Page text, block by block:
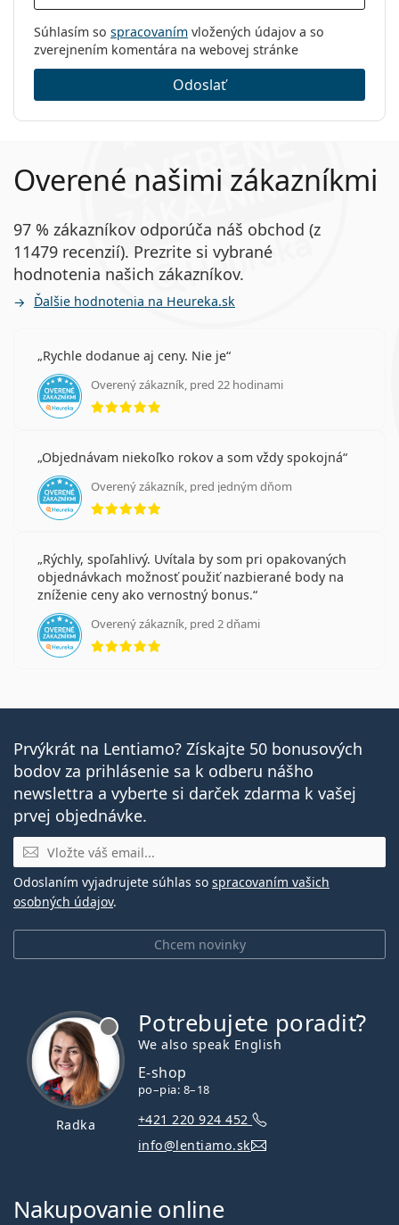
Súhlasím so spracovaním vložených údajov a so
zverejnením komentára na webovej stránke
Odoslať
Overené našimi zákazníkmi
97 % zákazníkov odporúča náš obchod (z
11479 recenzií). Prezrite si vybrané
hodnotenia našich zákazníkov.
Ďalšie hodnotenia na Heureka.sk
Rychle dodanue aj ceny. Nie je
Overený zákazník, pred 22 hodinami
hodnotenie 5 z 5
Objednávam niekoľko rokov a som vždy spokojná
Overený zákazník, pred jedným dňom
hodnotenie 5 z 5
Rýchly, spoľahlivý. Uvítala by som pri opakovaných
objednávkach možnosť použiť nazbierané body na
zníženie ceny ako vernostný bonus.
Overený zákazník, pred 2 dňami
hodnotenie 5 z 5
Prvýkrát na Lentiamo? Získajte 50 bonusových
bodov za prihlásenie sa k odberu nášho
newslettra a vyberte si darček zdarma k vašej
prvej objednávke.
E-mail
Chcem novinky
Odoslaním vyjadrujete súhlas so spracovaním vašich
osobných údajov.
Radka
Potrebujete poradiť?
We also speak English
E-shop
po–pia: 8–18
+421 220 924 452
info@lentiamo.sk
Nakupovanie online